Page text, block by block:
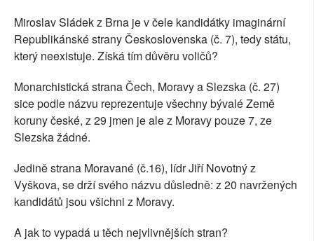
Miroslav Sládek z Brna je v čele kandidátky imaginární
Republikánské strany Československa (č. 7), tedy státu,
který neexistuje. Získá tím důvěru voličů?
Monarchistická strana Čech, Moravy a Slezska (č. 27)
sice podle názvu reprezentuje všechny bývalé Země
koruny české, z 29 jmen je ale z Moravy pouze 7, ze
Slezska žádné.
Jedině strana Moravané (č.16), lídr Jiří Novotný z
Vyškova, se drží svého názvu důsledně: z 20 navržených
kandidátů jsou všichni z Moravy.
A jak to vypadá u těch nejvlivnějších stran?